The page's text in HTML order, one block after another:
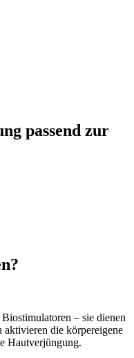
passend zur
– sie dienen
aktivieren die körpereigene
Hautverjüngung.